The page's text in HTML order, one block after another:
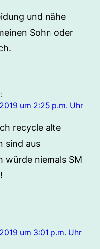
und nähe
Sohn oder
um 2:25 p.m. Uhr
recycle alte
sind aus
würde niemals SM
um 3:01 p.m. Uhr